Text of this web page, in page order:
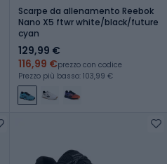
Scarpe da allenamento Reebok
Nano X5 ftwr white/black/future
cyan
129,99 €
116,99 €prezzo con codice
Prezzo più basso: 103,99 €